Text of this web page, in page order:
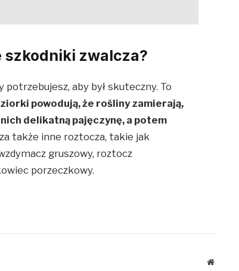
szkodniki zwalcza?
aby był skuteczny. To
powodują, że rośliny zamierają,
delikatną pajęczynę, a potem
także inne roztocza, takie jak
gruszowy, roztocz
porzeczkowy.
Website